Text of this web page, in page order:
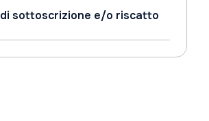
sottoscrizione e/o riscatto